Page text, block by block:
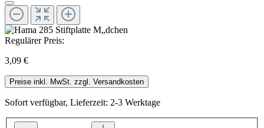
Regulärer Preis:
3,09 €
Preise inkl. MwSt. zzgl. Versandkosten
Sofort verfügbar, Lieferzeit: 2-3 Werktage